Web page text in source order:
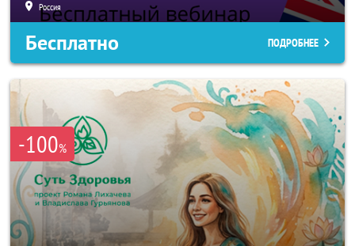
Россия
Бесплатно ПОДРОБНЕЕ
-100%